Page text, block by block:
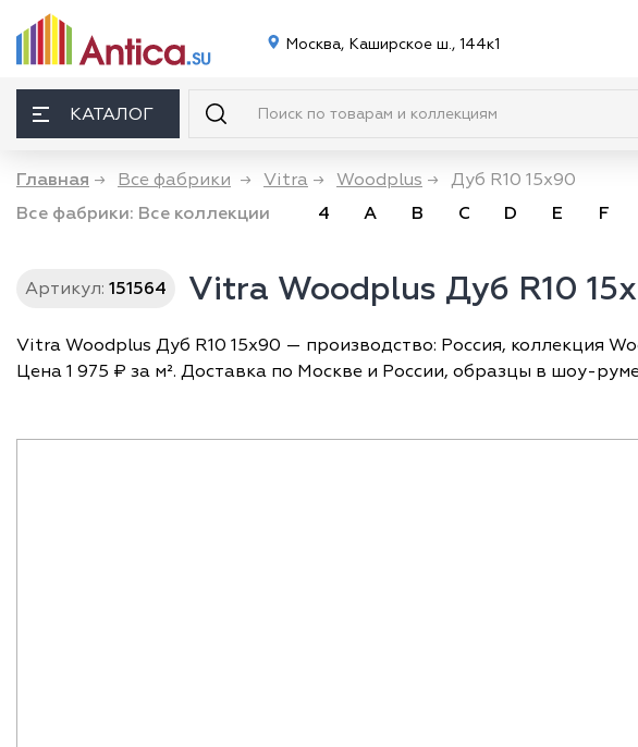
Москва, Каширское ш., 144к1
КАТАЛОГ
Главная → Все фабрики → Vitra → Woodplus → Дуб R10 15x90
Все фабрики: Все коллекции 4 A B C D E F
Артикул: 151564 Vitra Woodplus Дуб R10
Vitra Woodplus Дуб R10 15x90 — производство: Россия, коллекция
Цена 1 975 ₽ за м². Доставка по Москве и России, образцы в шоу-